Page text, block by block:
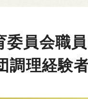
委員会職
調理経験